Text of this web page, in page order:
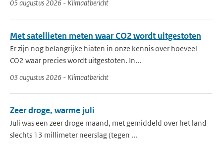
05 augustus 2026 - Klimaatbericht
Met satellieten meten waar CO2 wordt uitgestoten
Er zijn nog belangrijke hiaten in onze kennis over hoeveel
CO2 waar precies wordt uitgestoten. In...
03 augustus 2026 - Klimaatbericht
Zeer droge, warme juli
Juli was een zeer droge maand, met gemiddeld over het land
slechts 13 millimeter neerslag (tegen ...